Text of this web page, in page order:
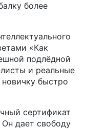
более
«Как
подлёдной
и реальные
быстро
сертификат
дает свободу